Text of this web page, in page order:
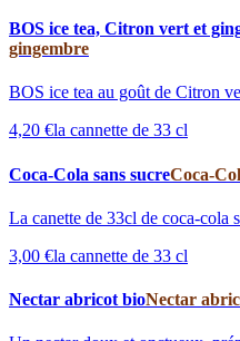
BOS ice tea, Citron vert et
gingembre
BOS ice tea au goût de Citron
4,20 €la cannette de 33 cl
Coca-Cola sans sucreCoca-
La canette de 33cl de coca-cola
3,00 €la cannette de 33 cl
Nectar abricot bioNectar